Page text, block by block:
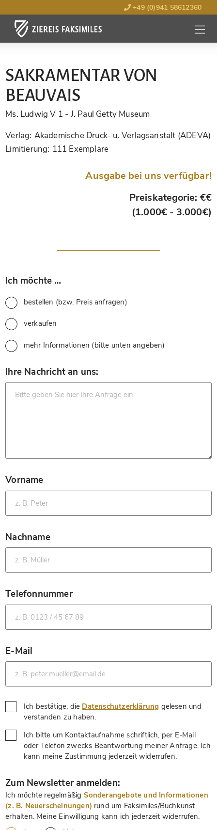
+49 (0)941 58612360
MENÜ
SAKRAMENTAR VON
BEAUVAIS
Ms. Ludwig V 1 - J. Paul Getty Museum
Verlag: Akademische Druck- u. Verlagsanstalt (ADEVA)
Limitierung: 111 Exemplare
Ausgabe bei uns verfügbar!
Preiskategorie: €€
(1.000€ - 3.000€)
Ich möchte …
bestellen (bzw. Preis anfragen)
verkaufen
mehr Informationen (bitte unten angeben)
Ihre Nachricht an uns:
Vorname
*
Nachname
*
Telefonnummer
*
E-Mail
*
Ich bestätige, die Datenschutzerklärung gelesen und
verstanden zu haben.
Ich bitte um Kontaktaufnahme schriftlich, per E-Mail
oder Telefon zwecks Beantwortung meiner Anfrage. Ich
kann meine Zustimmung jederzeit widerrufen.
Zum Newsletter anmelden:
Ich möchte regelmäßig Sonderangebote und Informationen
(z. B. Neuerscheinungen) rund um Faksimiles/Buchkunst
erhalten. Meine Einwilligung kann ich jederzeit widerrufen.